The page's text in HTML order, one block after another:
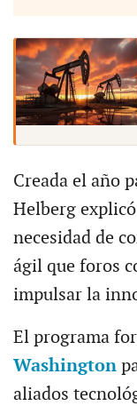
Creada el año
Helberg
necesidad de
ágil que foros
impulsar la
El programa
Washington
aliados